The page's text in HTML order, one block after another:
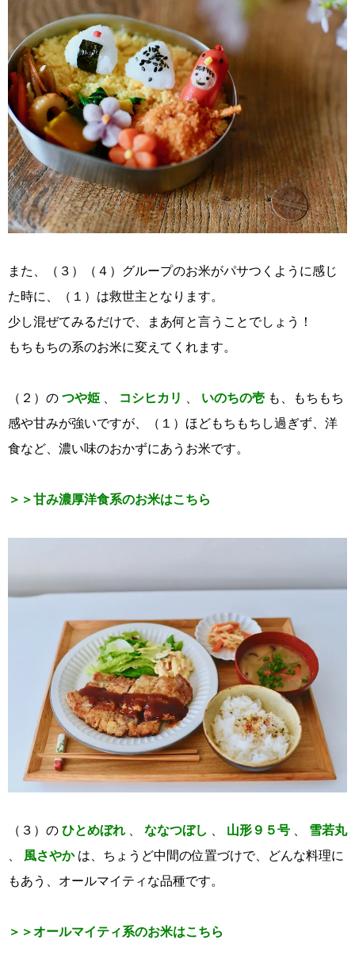
また、（３）（４）グループのお米がパサつくように感じ
た時に、（１）は救世主となります。
少し混ぜてみるだけで、まあ何と言うことでしょう！
もちもちの系のお米に変えてくれます。
（２）の つや姫 コシヒカリ いのちの壱 も、もちもち
感や甘みが強いですが、（１）ほどもちもちし過ぎず、洋
食など、濃い味のおかずにあうお米です。
＞＞甘み濃厚洋食系のお米はこちら
（３）の ひとめぼれ ななつぼし 山形９５号
雪若丸
風さやか は、ちょうど中間の位置づけで、どんな料理に
もあう、オールマイティな品種です。
＞＞オールマイティ系のお米はこちら